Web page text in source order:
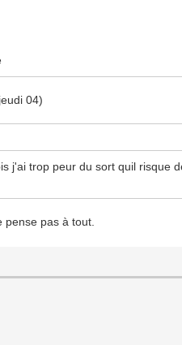
04)
j'ai trop peur du sort quil risque
pas à tout.